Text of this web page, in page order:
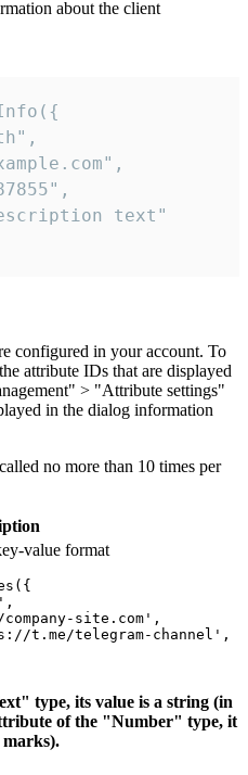
about the client
text"
configured in your account. To
attribute IDs that are displayed
> "Attribute settings"
in the dialog information
no more than 10 times per
value format
site.com',
t.me/telegram-channel',
type, its value is a string (in
of the "Number" type, it